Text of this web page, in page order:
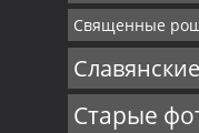
Священные
Старые